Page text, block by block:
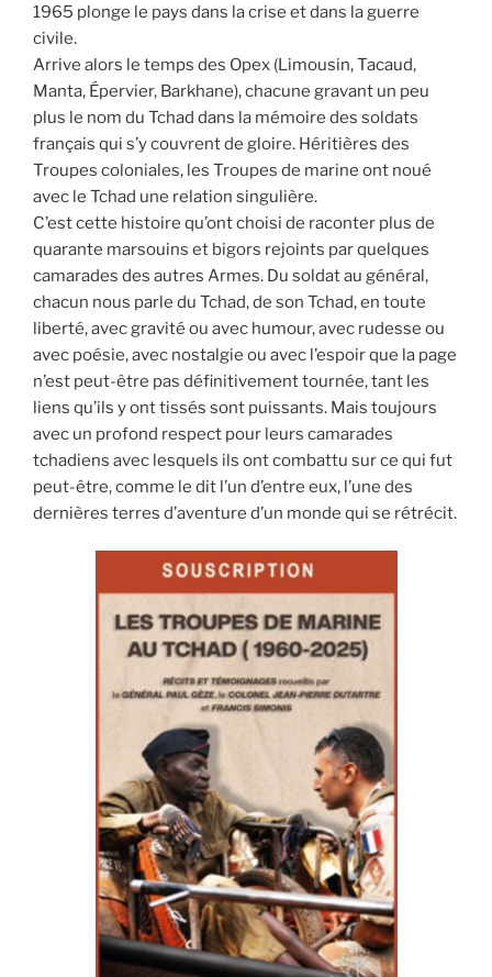
1965 plonge le pays dans la crise et dans la guerre
civile.
Arrive alors le temps des Opex (Limousin, Tacaud,
Manta, Épervier, Barkhane), chacune gravant un peu
plus le nom du Tchad dans la mémoire des soldats
français qui s’y couvrent de gloire. Héritières des
Troupes coloniales, les Troupes de marine ont noué
avec le Tchad une relation singulière.
C’est cette histoire qu’ont choisi de raconter plus de
quarante marsouins et bigors rejoints par quelques
camarades des autres Armes. Du soldat au général,
chacun nous parle du Tchad, de son Tchad, en toute
liberté, avec gravité ou avec humour, avec rudesse ou
avec poésie, avec nostalgie ou avec l’espoir que la page
n’est peut-être pas définitivement tournée, tant les
liens qu’ils y ont tissés sont puissants. Mais toujours
avec un profond respect pour leurs camarades
tchadiens avec lesquels ils ont combattu sur ce qui fut
peut-être, comme le dit l’un d’entre eux, l’une des
dernières terres d’aventure d’un monde qui se rétrécit.